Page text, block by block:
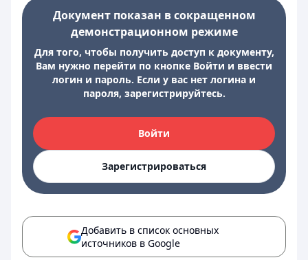
Документ показан в сокращенном
демонстрационном режиме
Для того, чтобы получить доступ к документу,
Вам нужно перейти по кнопке Войти и ввести
логин и пароль. Если у вас нет логина и
пароля, зарегистрируйтесь.
Войти
Зарегистрироваться
Добавить в список основных
источников в Google